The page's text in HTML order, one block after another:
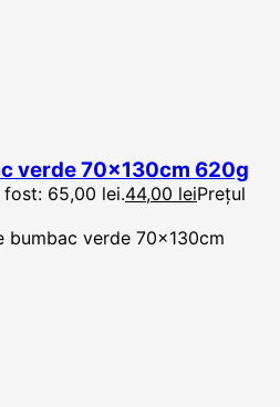
verde 70x130cm 620g
65,00 lei.44,00 leiPrețul
bumbac verde 70x130cm